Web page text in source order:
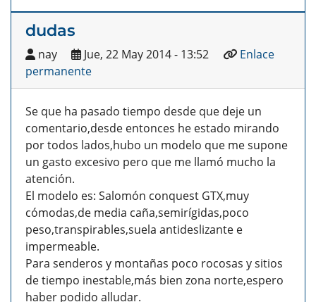
dudas
nay Jue, 22 May 2014 - 13:52
Enlace
permanente
Se que ha pasado tiempo desde que deje un
comentario,desde entonces he estado mirando
por todos lados,hubo un modelo que me supone
un gasto excesivo pero que me llamó mucho la
atención.
El modelo es: Salomón conquest GTX,muy
cómodas,de media caña,semirígidas,poco
peso,transpirables,suela antideslizante e
impermeable.
Para senderos y montañas poco rocosas y sitios
de tiempo inestable,más bien zona norte,espero
haber podido alludar.